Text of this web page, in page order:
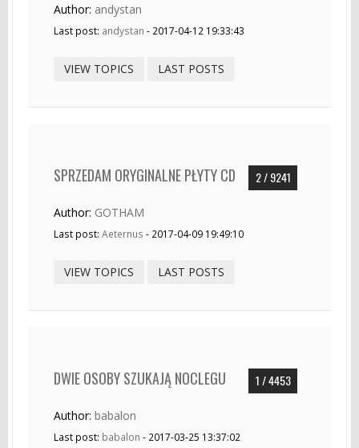
Author: andystan
Last post: andystan - 2017-04-12 19:33:43
VIEW TOPICS LAST POSTS
2 / 9241
SPRZEDAM ORYGINALNE PŁYTY CD
Author: GOTHAM
Last post: Aeternus - 2017-04-09 19:49:10
VIEW TOPICS LAST POSTS
1 / 4453
DWIE OSOBY SZUKAJĄ NOCLEGU
Author: babalon
Last post: babalon - 2017-03-25 13:37:02